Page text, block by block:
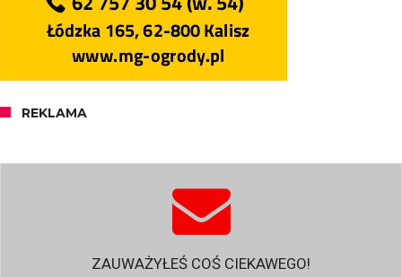
REKLAMA
ZAUWAŻYŁEŚ COŚ CIEKAWEGO!